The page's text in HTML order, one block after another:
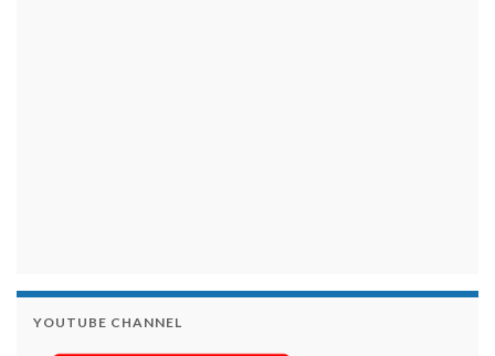
YOUTUBE CHANNEL